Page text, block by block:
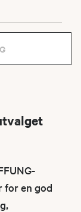
for en god